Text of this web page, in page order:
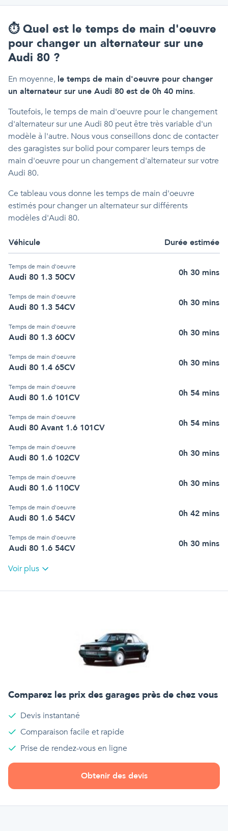
⏱️ Quel est le temps de main d'oeuvre
pour changer un alternateur sur une
Audi 80 ?
En moyenne, le temps de main d'oeuvre pour changer
un alternateur sur une Audi 80 est de 0h 40 mins.
Toutefois, le temps de main d'oeuvre pour le changement
d'alternateur sur une Audi 80 peut être très variable d'un
modèle à l'autre. Nous vous conseillons donc de contacter
des garagistes sur bolid pour comparer leurs temps de
main d'oeuvre pour un changement d'alternateur sur votre
Audi 80.
Ce tableau vous donne les temps de main d'oeuvre
estimés pour changer un alternateur sur différents
modèles d'Audi 80.
Véhicule Durée estimée
Temps de main d'oeuvre
Audi 80 1.3 50CV 0h 30 mins
Temps de main d'oeuvre
Audi 80 1.3 54CV 0h 30 mins
Temps de main d'oeuvre
Audi 80 1.3 60CV 0h 30 mins
Temps de main d'oeuvre
Audi 80 1.4 65CV 0h 30 mins
Temps de main d'oeuvre
Audi 80 1.6 101CV 0h 54 mins
Temps de main d'oeuvre
Audi 80 Avant 1.6 101CV 0h 54 mins
Temps de main d'oeuvre
Audi 80 1.6 102CV 0h 30 mins
Temps de main d'oeuvre
Audi 80 1.6 110CV 0h 30 mins
Temps de main d'oeuvre
Audi 80 1.6 54CV 0h 42 mins
Temps de main d'oeuvre
Audi 80 1.6 54CV 0h 30 mins
Voir plus
Comparez les prix des garages près de chez vous
Devis instantané
Comparaison facile et rapide
Prise de rendez-vous en ligne
Obtenir des devis